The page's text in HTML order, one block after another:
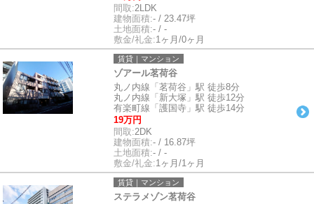
間取:2LDK
建物面積:- / 23.47坪
土地面積:- / -
敷金/礼金:1ヶ月/0ヶ月
賃貸｜マンション
ゾアール茗荷谷
丸ノ内線「茗荷谷」駅 徒歩8分
丸ノ内線「新大塚」駅 徒歩12分
有楽町線「護国寺」駅 徒歩14分
19万円
間取:2DK
建物面積:- / 16.87坪
土地面積:- / -
敷金/礼金:1ヶ月/1ヶ月
賃貸｜マンション
ステラメゾン茗荷谷